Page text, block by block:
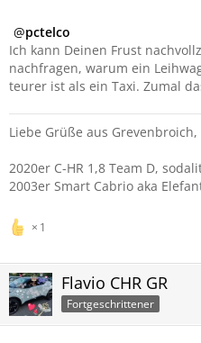
pctelco
Ich kann Deinen Frust
nachfragen, warum ein
teurer ist als ein Taxi. Zumal
Liebe Grüße aus Grevenbroich,
2020er C-HR 1,8 Team D,
2003er Smart Cabrio aka
1
Flavio CHR GR
Fortgeschrittener